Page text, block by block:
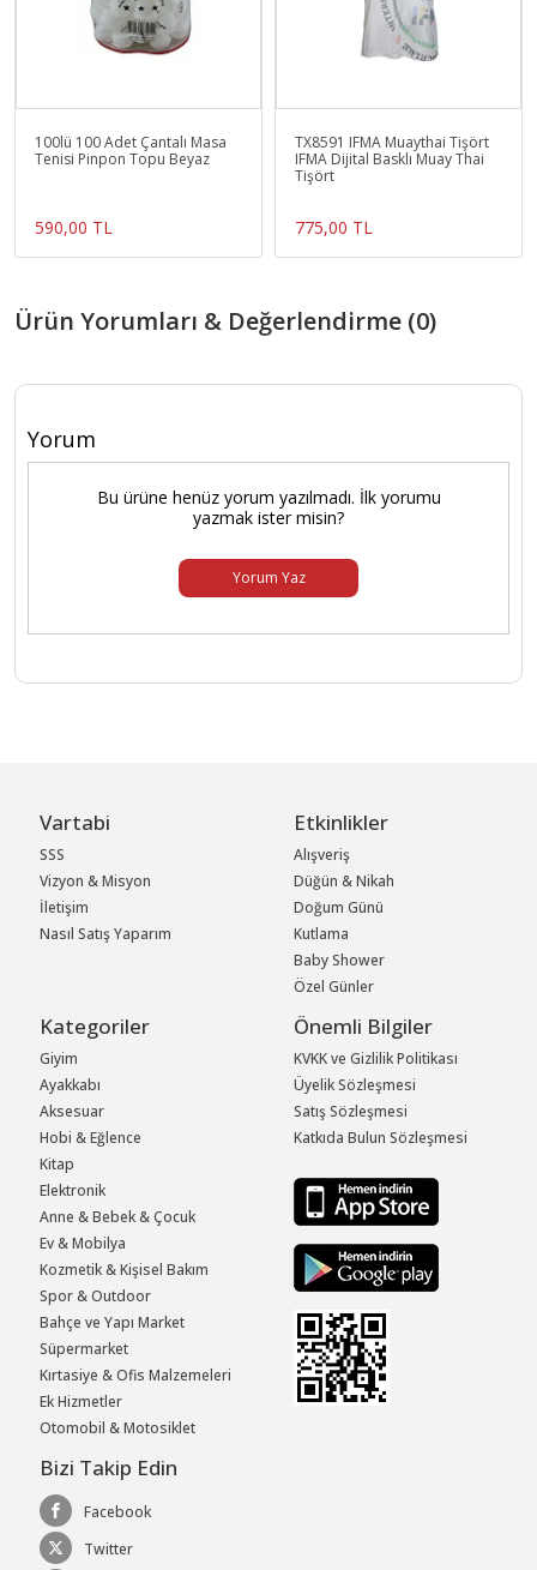
100lü 100 Adet Çantalı Masa
Tenisi Pinpon Topu Beyaz
590,00 TL
TX8591 IFMA Muaythai Tişört
IFMA Dijital Basklı Muay Thai
Tişört
775,00 TL
Ürün Yorumları & Değerlendirme (0)
Yorum
Bu ürüne henüz yorum yazılmadı. İlk yorumu
yazmak ister misin?
Yorum Yaz
Vartabi
SSS
Vizyon & Misyon
İletişim
Nasıl Satış Yaparım
Etkinlikler
Alışveriş
Düğün & Nikah
Doğum Günü
Kutlama
Baby Shower
Özel Günler
Kategoriler
Giyim
Ayakkabı
Aksesuar
Hobi & Eğlence
Kitap
Elektronik
Anne & Bebek & Çocuk
Ev & Mobilya
Kozmetik & Kişisel Bakım
Spor & Outdoor
Bahçe ve Yapı Market
Süpermarket
Kırtasiye & Ofis Malzemeleri
Ek Hizmetler
Otomobil & Motosiklet
Önemli Bilgiler
KVKK ve Gizlilik Politikası
Üyelik Sözleşmesi
Satış Sözleşmesi
Katkıda Bulun Sözleşmesi
Bizi Takip Edin
Facebook
Twitter